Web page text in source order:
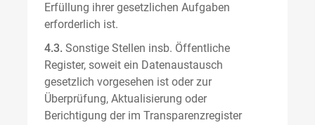
Erfüllung ihrer gesetzlichen Aufgaben
erforderlich ist.
4.3. Sonstige Stellen insb. Öffentliche
Register, soweit ein Datenaustausch
gesetzlich vorgesehen ist oder zur
Überprüfung, Aktualisierung oder
Berichtigung der im Transparenzregister